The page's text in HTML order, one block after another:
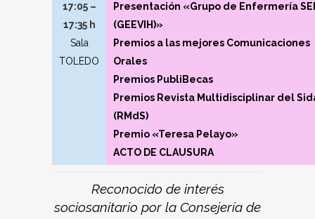
17:05 –
17:35 h
Sala
TOLEDO
Presentación «Grupo de Enfermería
(GEEVIH)»
Premios a las mejores Comunicaciones
Orales
Premios PubliBecas
Premios Revista Multidisciplinar del
(RMdS)
Premio «Teresa Pelayo»
ACTO DE CLAUSURA
Reconocido de interés
sociosanitario por la Consejería de